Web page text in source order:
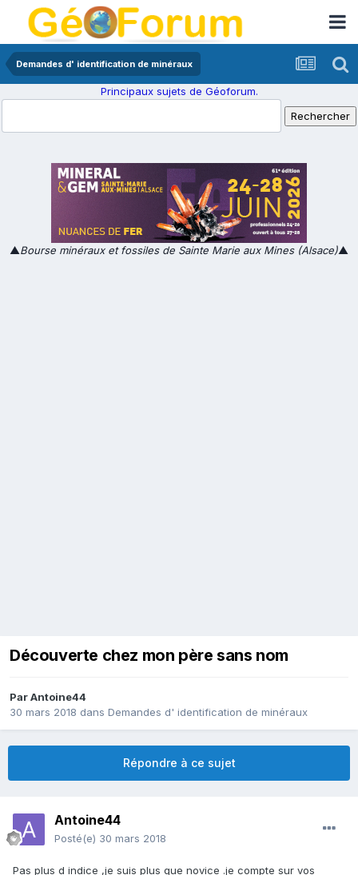
Demandes d' identification de minéraux
Principaux sujets de Géoforum.
▲Bourse minéraux et fossiles de Sainte Marie aux Mines (Alsace)▲
Découverte chez mon père sans nom
ParAntoine44
30 mars 2018 dans Demandes d' identification de minéraux
Répondre à ce sujet
Antoine44
Posté(e) 30 mars 2018
Pas plus d indice ,je suis plus que novice .je compte sur vos